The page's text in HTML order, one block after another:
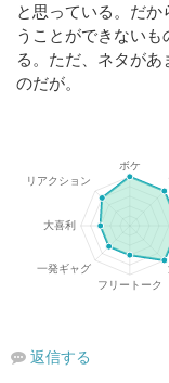
と思っている。だ
うことができない
る。ただ、ネタが
のだが。
返信する